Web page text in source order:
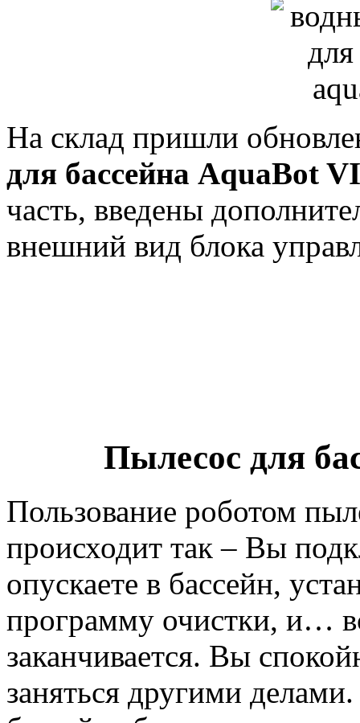
На склад пришли
для бассейна AquaBot
часть, введены
внешний вид блока
Пылесос для
Пользование роботом
происходит так – Вы
опускаете в бассейн,
программу очистки, и…
заканчивается. Вы
заняться другими